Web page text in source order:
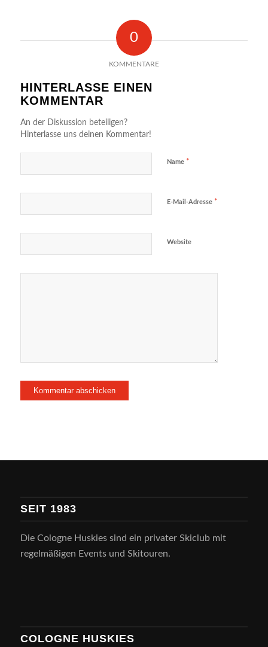
0
KOMMENTARE
HINTERLASSE EINEN
KOMMENTAR
An der Diskussion beteiligen?
Hinterlasse uns deinen Kommentar!
Name *
E-Mail-Adresse *
Website
SEIT 1983
Die Cologne Huskies sind ein privater Skiclub mit
regelmäßigen Events und Skitouren.
COLOGNE HUSKIES